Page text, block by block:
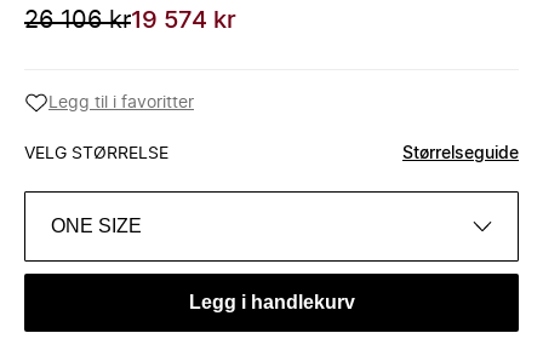
26 106 kr19 574 kr
Legg til i favoritter
VELG STØRRELSE Størrelseguide
ONE SIZE
Legg i handlekurv